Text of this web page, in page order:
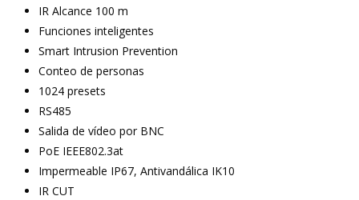
IR Alcance 100 m
Funciones inteligentes
Smart Intrusion Prevention
Conteo de personas
1024 presets
RS485
Salida de vídeo por BNC
PoE IEEE802.3at
Impermeable IP67, Antivandálica IK10
IR CUT